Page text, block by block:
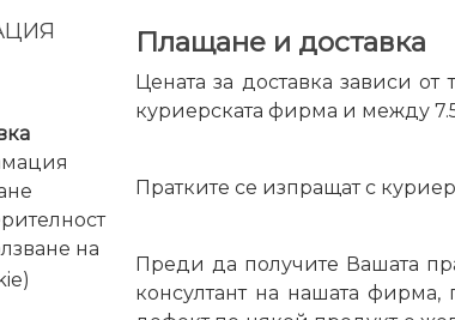
на
Плащане и доставка
Цената за доставка зависи
куриерската фирма и между
Пратките се изпращат с
Преди да получите Вашата
консултант на нашата